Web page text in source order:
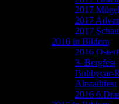
2017
2017
2017
2016 in Bildern
2016
3. Bergfest
Bobbycar-
Altstadtfest
2016